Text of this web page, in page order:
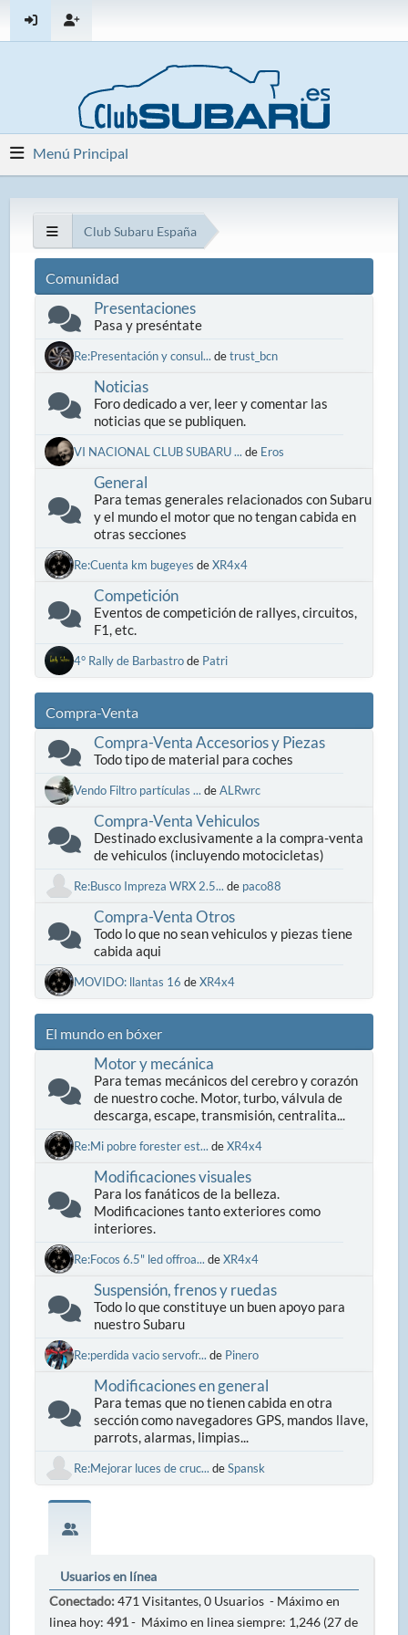
Menú Principal
Club Subaru España
Comunidad
Presentaciones
Pasa y preséntate
Re:Presentación y consul... detrust_bcn
Noticias
Foro dedicado a ver, leer y comentar las
noticias que se publiquen.
VI NACIONAL CLUB SUBARU ... de Eros
General
Para temas generales relacionados con Subaru
y el mundo el motor que no tengan cabida en
otras secciones
Re:Cuenta km bugeyes deXR4x4
Competición
Eventos de competición de rallyes, circuitos,
F1, etc.
4° Rally de Barbastrode Patri
Compra-Venta
Compra-Venta Accesorios y Piezas
Todo tipo de material para coches
Vendo Filtro partículas ... deALRwrc
Compra-Venta Vehiculos
Destinado exclusivamente a la compra-venta
de vehiculos (incluyendo motocicletas)
Re:Busco Impreza WRX 2.5... de paco88
Compra-Venta Otros
Todo lo que no sean vehiculos y piezas tiene
cabida aqui
MOVIDO: llantas 16deXR4x4
El mundo en bóxer
Motor y mecánica
Para temas mecánicos del cerebro y corazón
de nuestro coche. Motor, turbo, válvula de
descarga, escape, transmisión, centralita...
Re:Mi pobre forester est... deXR4x4
Modificaciones visuales
Para los fanáticos de la belleza.
Modificaciones tanto exteriores como
interiores.
Re:Focos 6.5" led offroa... deXR4x4
Suspensión, frenos y ruedas
Todo lo que constituye un buen apoyo para
nuestro Subaru
Re:perdida vacio servofr... de Pinero
Modificaciones en general
Para temas que no tienen cabida en otra
sección como navegadores GPS, mandos llave,
parrots, alarmas, limpias...
Re:Mejorar luces de cruc... deSpansk
Usuarios en línea
Conectado:471 Visitantes, 0 Usuarios - Máximo en
linea hoy:491- Máximo en linea siempre: 1,246 (27 de